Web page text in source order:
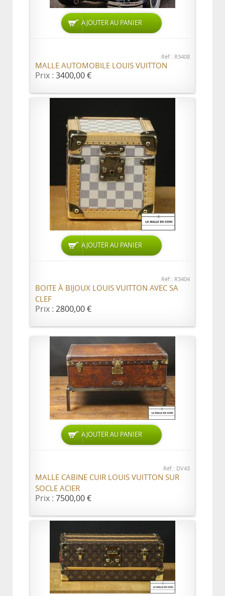
AJOUTER AU PANIER
Réf.: R3408
MALLE AUTOMOBILE LOUIS VUITTON
Prix : 3400,00 €
AJOUTER AU PANIER
Réf.: R3404
BOITE À BIJOUX LOUIS VUITTON AVEC SA
CLEF
Prix : 2800,00 €
AJOUTER AU PANIER
Réf.: DV43
MALLE CABINE CUIR LOUIS VUITTON SUR
SOCLE ACIER
Prix : 7500,00 €